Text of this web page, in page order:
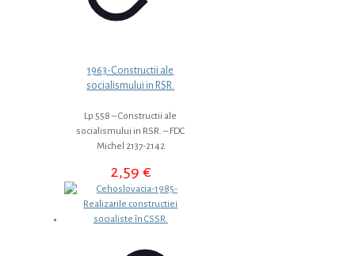
1963-Constructii ale
socialismului in RSR.
Lp.558 – Constructii ale
socialismului in RSR. – FDC
Michel 2137-2142
2,59 €